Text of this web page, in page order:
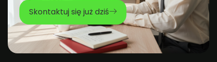
Skontaktuj się już dziś